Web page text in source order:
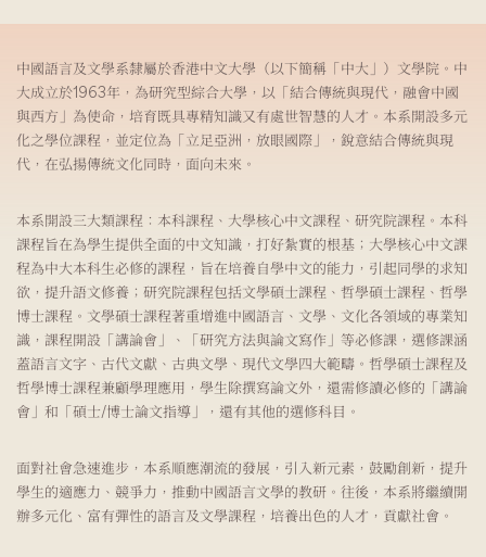
中國語言及文學系隸屬於香港中文大學（以下簡稱「中大」）文學院。中
大成立於1963年，為研究型綜合大學，以「結合傳統與現代，融會中國
與西方」為使命，培育既具專精知識又有處世智慧的人才。本系開設多元
化之學位課程，並定位為「立足亞洲，放眼國際」，銳意結合傳統與現
代，在弘揚傳統文化同時，面向未來。
本系開設三大類課程：本科課程、大學核心中文課程、研究院課程。本科
課程旨在為學生提供全面的中文知識，打好紮實的根基；大學核心中文課
程為中大本科生必修的課程，旨在培養自學中文的能力，引起同學的求知
欲，提升語文修養；研究院課程包括文學碩士課程、哲學碩士課程、哲學
博士課程。文學碩士課程著重增進中國語言、文學、文化各領域的專業知
識，課程開設「講論會」、「研究方法與論文寫作」等必修課，選修課涵
蓋語言文字、古代文獻、古典文學、現代文學四大範疇。哲學碩士課程及
哲學博士課程兼顧學理應用，學生除撰寫論文外，還需修讀必修的「講論
會」和「碩士/博士論文指導」，還有其他的選修科目。
面對社會急速進步，本系順應潮流的發展，引入新元素，鼓勵創新，提升
學生的適應力、競爭力，推動中國語言文學的教研。往後，本系將繼續開
辦多元化、富有彈性的語言及文學課程，培養出色的人才，貢獻社會。